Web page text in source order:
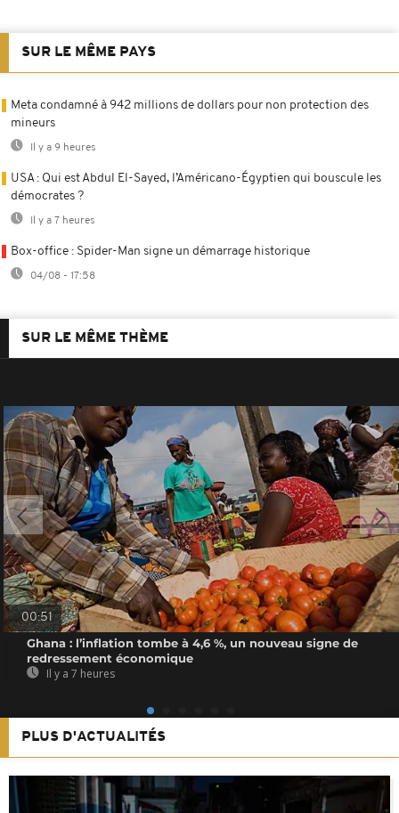
SUR LE MÊME PAYS
Meta condamné à 942 millions de dollars pour non protection des
mineurs
Il y a 9 heures
USA : Qui est Abdul El-Sayed, l’Américano-Égyptien qui bouscule les
démocrates ?
Il y a 7 heures
Box-office : Spider-Man signe un démarrage historique
04/08 - 17:58
SUR LE MÊME THÈME
00:51
Ghana : l’inflation tombe à 4,6 %, un nouveau signe de
redressement économique
Il y a 7 heures
PLUS D'ACTUALITÉS